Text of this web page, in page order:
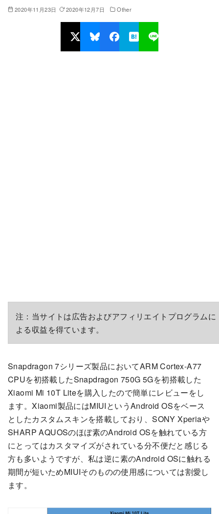
2020年11月23日 2020年12月7日 Other
注：当サイトは広告およびアフィリエイトプログラムに
よる収益を得ています。
Snapdragon 7シリーズ製品においてARM Cortex-A77
CPUを初搭載したSnapdragon 750G 5Gを初搭載した
Xiaomi Mi 10T Liteを購入したので簡単にレビューをし
ます。Xiaomi製品にはMIUIというAndroid OSをベース
としたカスタムスキンを搭載しており、SONY Xperiaや
SHARP AQUOSのほぼ素のAndroid OSを触れている方
にとってはカスタマイズがされている分不便だと感じる
方も多いようですが、私は逆に素のAndroid OSに触れる
期間が短いためMIUIそのものの使用感については割愛し
ます。